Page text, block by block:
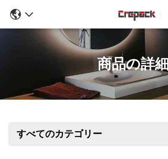
商品の詳細
すべてのカテゴリー